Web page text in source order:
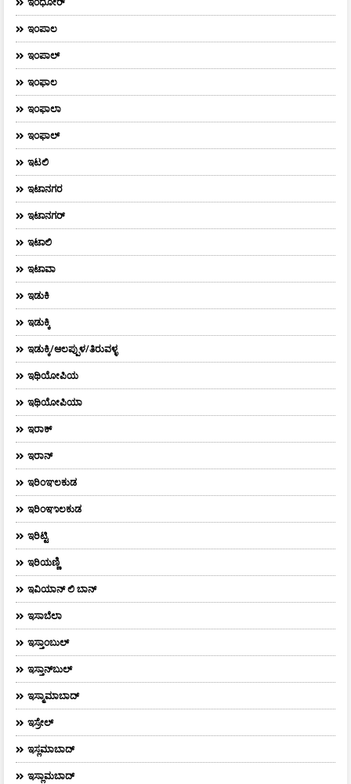
ಇಂಪಾಲ
ಇಂಪಾಲ್‌
ಇಂಫಾಲ
ಇಂಫಾಲಾ
ಇಂಫಾಲ್
ಇಟಲಿ
ಇಟಾನಗರ
ಇಟಾನಗರ್‌
ಇಟಾಲಿ
ಇಟಾವಾ
ಇಡುಕಿ
ಇಡುಕ್ಕಿ
ಇಡುಕ್ಕಿ/ಆಲಪ್ಪುಳ/ತಿರುವಳ್ಳ
ಇಥಿಯೋಪಿಯ
ಇಥಿಯೋಪಿಯಾ
ಇರಾಕ್‌
ಇರಾನ್
ಇರಿಂಞಲಕುಡ
ಇರಿಂಞಾಲಕುಡ
ಇರಿಟ್ಟಿ
ಇರಿಯಣ್ಣಿ
ಇವಿಯಾನ್‌ ಲಿ ಬಾನ್‌
ಇಸಾಬೆಲಾ
ಇಸ್ತಾಂಬುಲ್
ಇಸ್ತಾನ್‌ಬುಲ್‌
ಇಸ್ಮಾಮಾಬಾದ್
ಇಸ್ರೇಲ್
ಇಸ್ಲಮಾಬಾದ್
ಇಸ್ಲಾಮಬಾದ್